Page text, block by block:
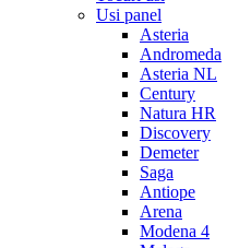
Usi panel
Asteria
Andromeda
Asteria NL
Century
Natura HR
Discovery
Demeter
Saga
Antiope
Arena
Modena 4